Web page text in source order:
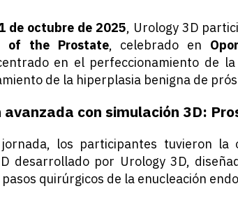
de octubre de 2025, Urology 3D
of the Prostate, celebrado en
en el perfeccionamiento de
de la hiperplasia benigna de
avanzada con simulación 3D:
los participantes tuvieron la
desarrollado por Urology 3D,
quirúrgicos de la enucleación